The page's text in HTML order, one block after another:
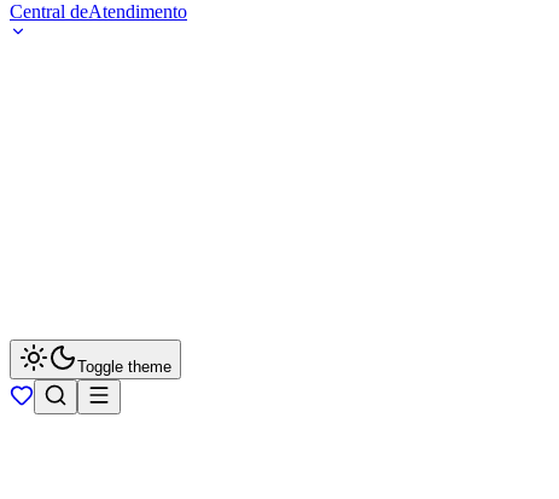
Central deAtendimento
Toggle theme